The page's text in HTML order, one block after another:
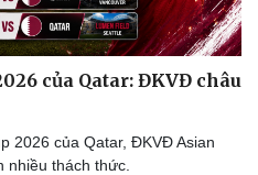
của Qatar: ĐKVĐ châu
2026 của Qatar, ĐKVĐ Asian
nhiều thách thức.